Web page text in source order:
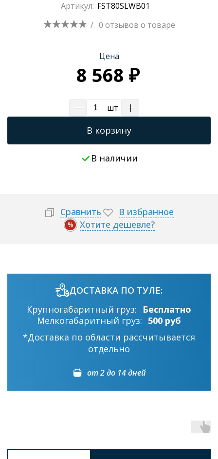
Душевые уголки и ограждения
Артикул: FST80SLWB01
/ 0 отзывов о товаре
Цена
8 568 ₽
шт
В корзину
В наличии
Сравнить В избранное
% Хотите дешевле?
ДОСТАВКА ПО ТУЛЕ:
Крупногабаритный груз:
Бесплатно
Мелкогабаритный груз: 500 руб
*Доставка по области рассчитывается
отдельно
от 2 до 14 дней